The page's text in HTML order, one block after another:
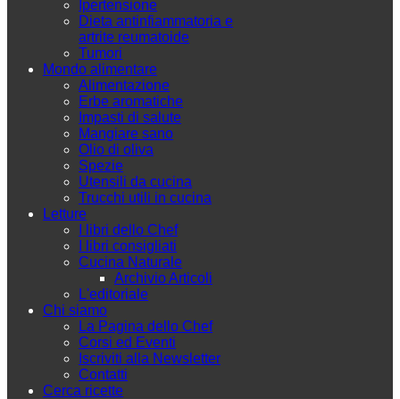
Ipertensione
Dieta antinfiammatoria e
artrite reumatoide
Tumori
Mondo alimentare
Alimentazione
Erbe aromatiche
Impasti di salute
Mangiare sano
Olio di oliva
Spezie
Utensili da cucina
Trucchi utili in cucina
Letture
I libri dello Chef
I libri consigliati
Cucina Naturale
Archivio Articoli
L'editoriale
Chi siamo
La Pagina dello Chef
Corsi ed Eventi
Iscriviti alla Newsletter
Contatti
Cerca ricette